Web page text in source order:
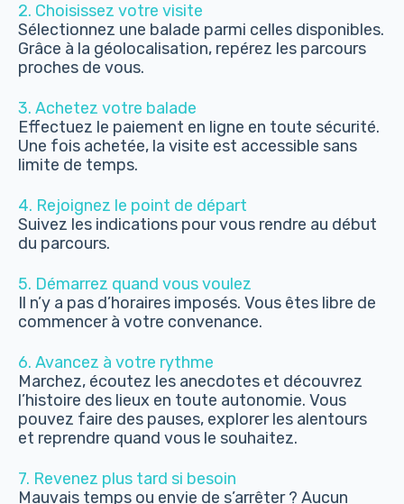
2. Choisissez votre visite
Sélectionnez une balade parmi celles disponibles.
Grâce à la géolocalisation, repérez les parcours
proches de vous.
3. Achetez votre balade
Effectuez le paiement en ligne en toute sécurité.
Une fois achetée, la visite est accessible sans
limite de temps.
4. Rejoignez le point de départ
Suivez les indications pour vous rendre au début
du parcours.
5. Démarrez quand vous voulez
Il n’y a pas d’horaires imposés. Vous êtes libre de
commencer à votre convenance.
6. Avancez à votre rythme
Marchez, écoutez les anecdotes et découvrez
l’histoire des lieux en toute autonomie. Vous
pouvez faire des pauses, explorer les alentours
et reprendre quand vous le souhaitez.
7. Revenez plus tard si besoin
Mauvais temps ou envie de s’arrêter ? Aucun